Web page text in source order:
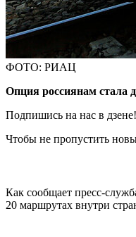
ФОТО: РИАЦ
Опция россиянам стала
Подпишись на нас в дзене!
Чтобы не пропустить
Как сообщает пресс-
20 маршрутах внутри